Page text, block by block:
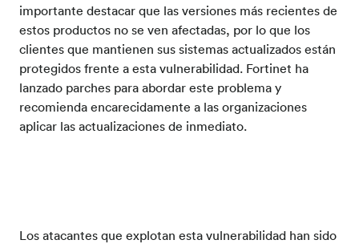
importante destacar que las versiones más recientes de
estos productos no se ven afectadas, por lo que los
clientes que mantienen sus sistemas actualizados están
protegidos frente a esta vulnerabilidad. Fortinet ha
lanzado parches para abordar este problema y
recomienda encarecidamente a las organizaciones
aplicar las actualizaciones de inmediato.
Los atacantes que explotan esta vulnerabilidad han sido